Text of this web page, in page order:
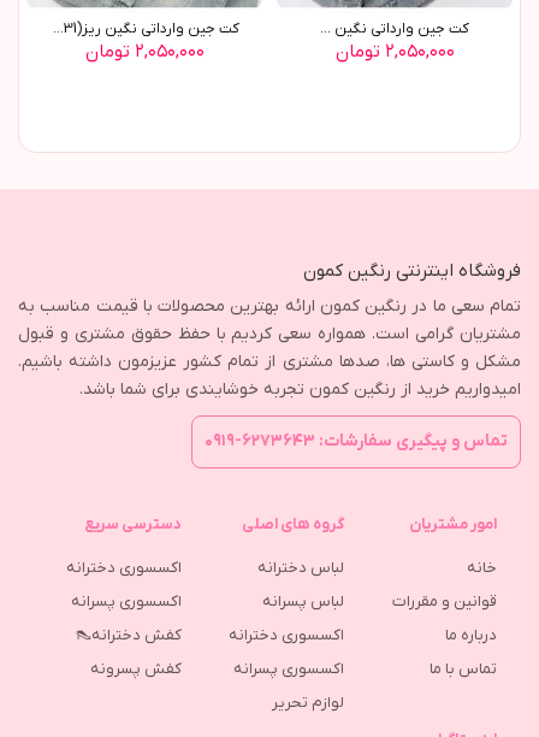
کت جين وارداتي نگين ...
۲,۰۵۰,۰۰۰ تومان
کت جين وارداتي نگين ريز(9631)
۲,۰۵۰,۰۰۰ تومان
فروشگاه اینترنتی رنگین کمون
تمام سعی ما در رنگین کمون ارائه بهترین محصولات با قیمت مناسب به
مشتریان گرامی است. همواره سعی کردیم با حفظ حقوق مشتری و قبول
مشکل و کاستی ها، صدها مشتری از تمام کشور عزیزمون داشته باشیم.
امیدواریم خرید از رنگین کمون تجربه خوشایندی برای شما باشد.
تماس و پیگیری سفارشات: ۶۲۷۳۶۴۳-۰۹۱۹
امور مشتریان
خانه
قوانین و مقررات
درباره ما
تماس با ما
گروه های اصلی
لباس دخترانه
لباس پسرانه
اکسسوری دخترانه
اکسسوری پسرانه
لوازم تحریر
دسترسی سریع
اکسسوری دخترانه
اکسسوری پسرانه
کفش دخترانه👠
كفش پسرونه